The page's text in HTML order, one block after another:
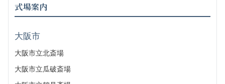
式場案内
大阪市
大阪市立北斎場
大阪市立瓜破斎場